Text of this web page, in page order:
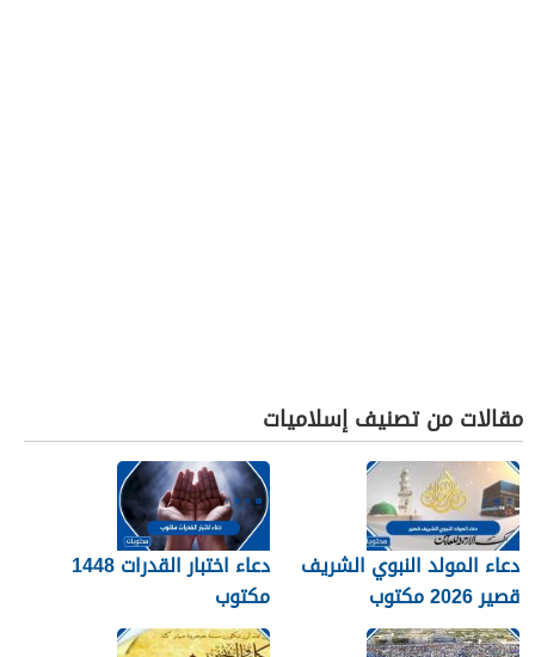
مقالات من تصنيف إسلاميات
دعاء المولد النبوي الشريف
قصير 2026 مكتوب
دعاء اختبار القدرات 1448
مكتوب